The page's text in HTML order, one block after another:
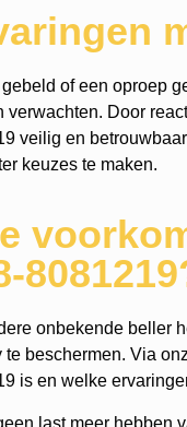
of een oproep
verwachten. Door
veilig en
keuzes te maken.
onbekende beller
te beschermen. Via
is en welke
last meer hebben